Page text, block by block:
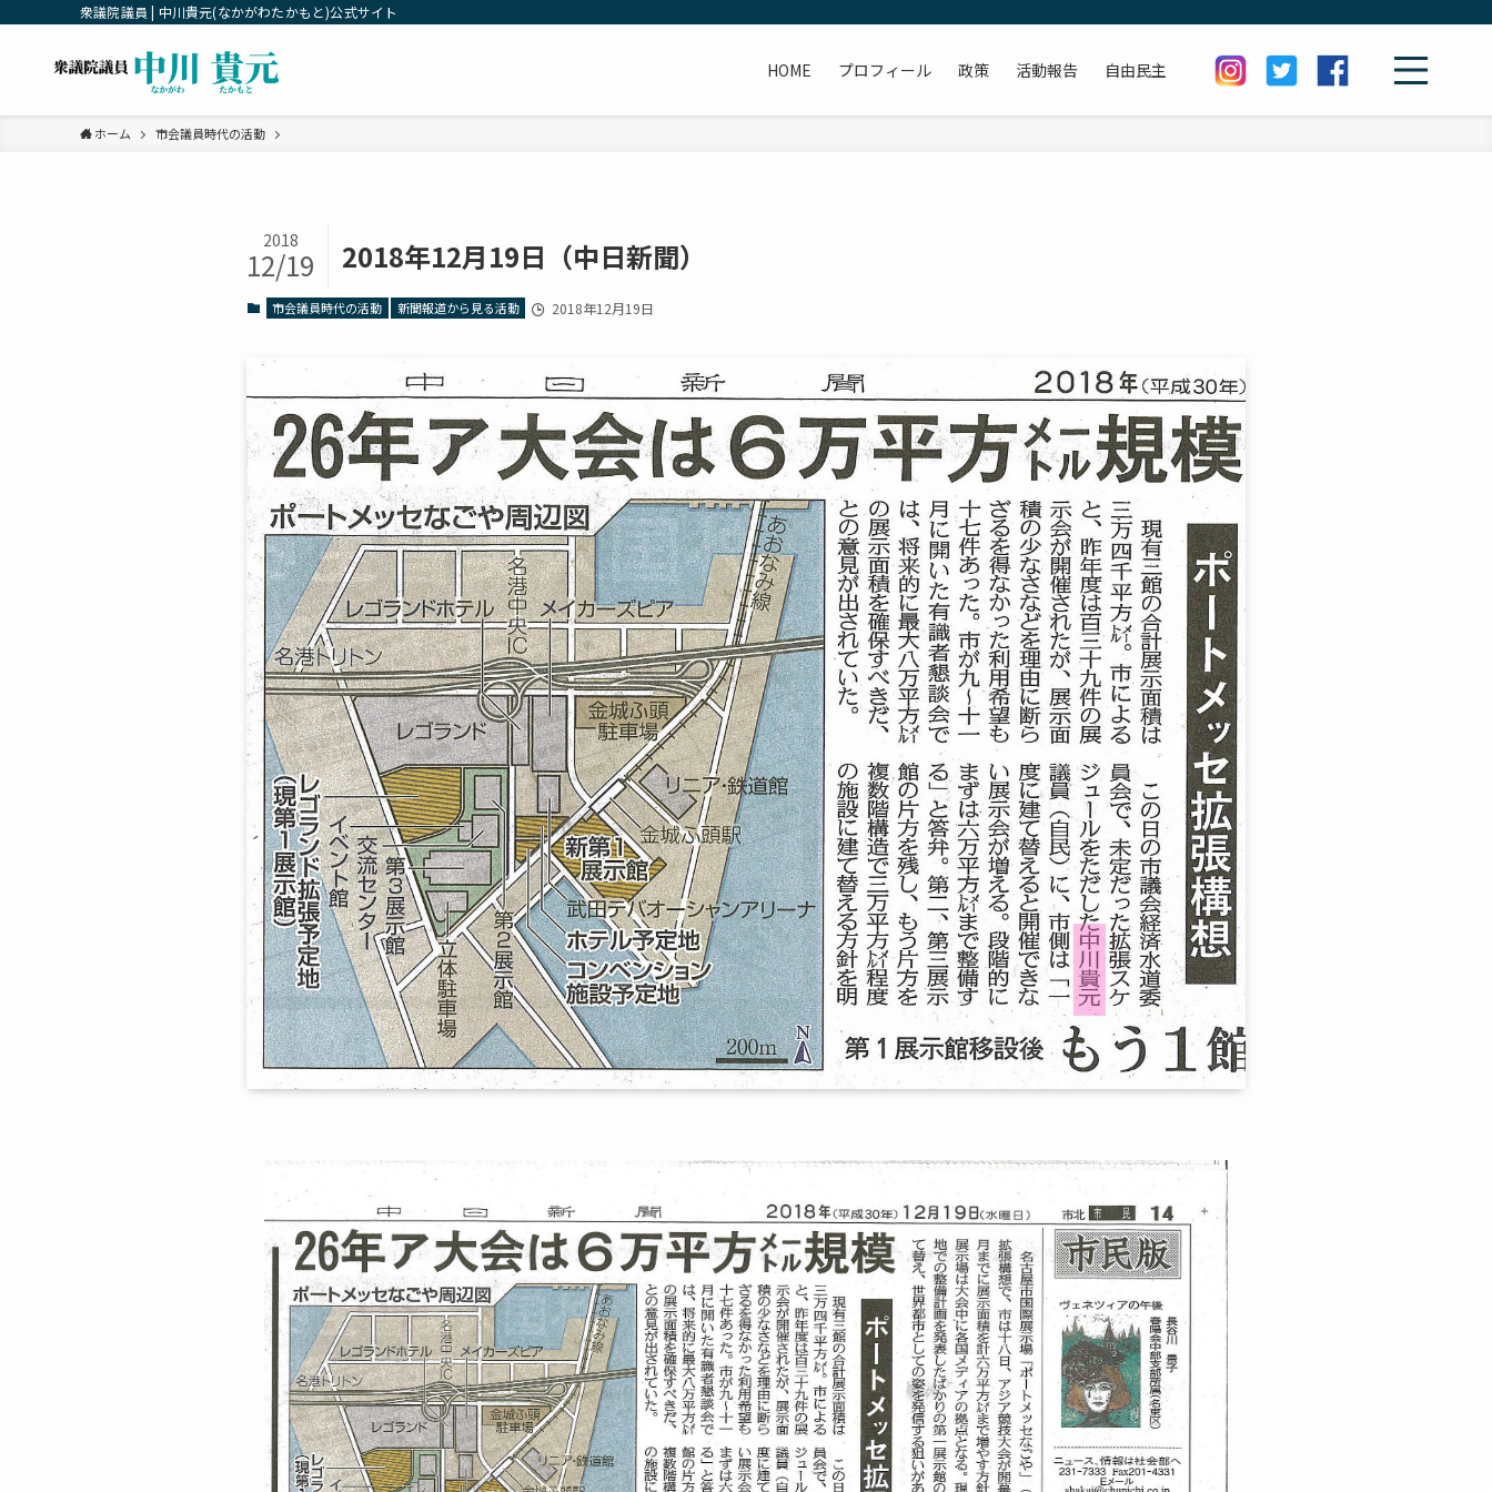
衆議院議員 | 中川貴元(なかがわたかもと)公式サイト
HOME プロフィール 政策 活動報告 自由民主
ホーム 市会議員時代の活動
2018年12月19日（中日新聞）
2018
12/19
市会議員時代の活動 新聞報道から見る活動 2018年12月19日